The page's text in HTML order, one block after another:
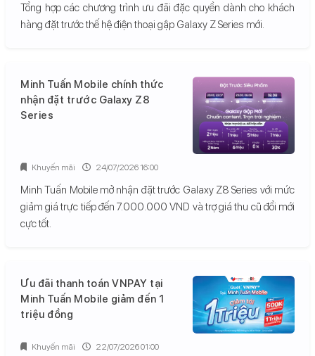
Tổng hợp các chương trình ưu đãi đặc quyền dành cho khách
hàng đặt trước thế hệ điện thoại gập Galaxy Z Series mới.
Minh Tuấn Mobile chính thức
nhận đặt trước Galaxy Z8
Series
Minh Tuấn Mobile mở nhận đặt trước Galaxy Z8 Series với mức
giảm giá trực tiếp đến 7.000.000 VND và trợ giá thu cũ đổi mới
cực tốt.
Khuyến mãi 24/07/2026 16:00
Ưu đãi thanh toán VNPAY tại
Minh Tuấn Mobile giảm đến 1
triệu đồng
Khuyến mãi 22/07/2026 01:00